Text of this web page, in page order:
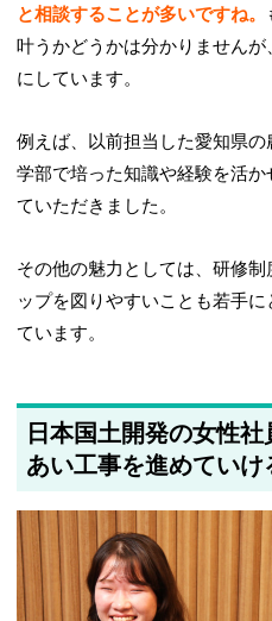
と相談することが多いですね。
叶うかどうかは分かりませんが
にしています。
例えば、以前担当した愛知県
学部で培った知識や経験を活
ていただきました。
その他の魅力としては、研修
ップを図りやすいことも若手
ています。
日本国土開発の女性
あい工事を進めていけ